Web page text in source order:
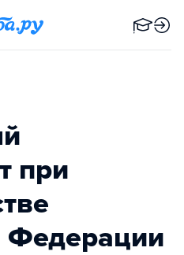
при
Федерации